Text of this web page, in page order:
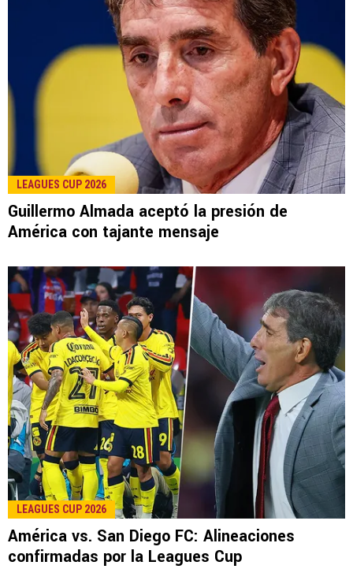
LEE TAMBIÉN